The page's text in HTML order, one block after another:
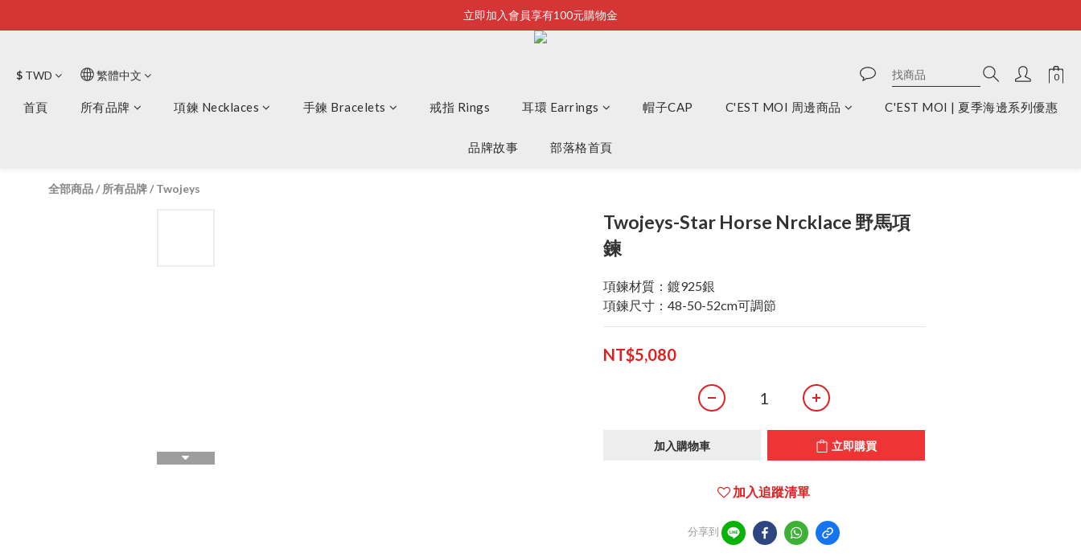
Bonjour~
立即加入會員享有100元購物金
全店滿2500即享免運
$ TWD 繁體中文
首頁 所有品牌 項鍊 Necklaces 手鍊 Bracelets 戒指 Rings 耳環 Earrings 帽子CAP C'EST MOI 周邊商品 C'EST MOI | 夏季海邊系列優惠
品牌故事 部落格首頁
全部商品/所有品牌/Twojeys
Twojeys-Star Horse Nrcklace 野馬項
鍊
項鍊材質：鍍925銀
項鍊尺寸：48-50-52cm可調節
NT$5,080
加入購物車 立即購買
加入追蹤清單
分享到